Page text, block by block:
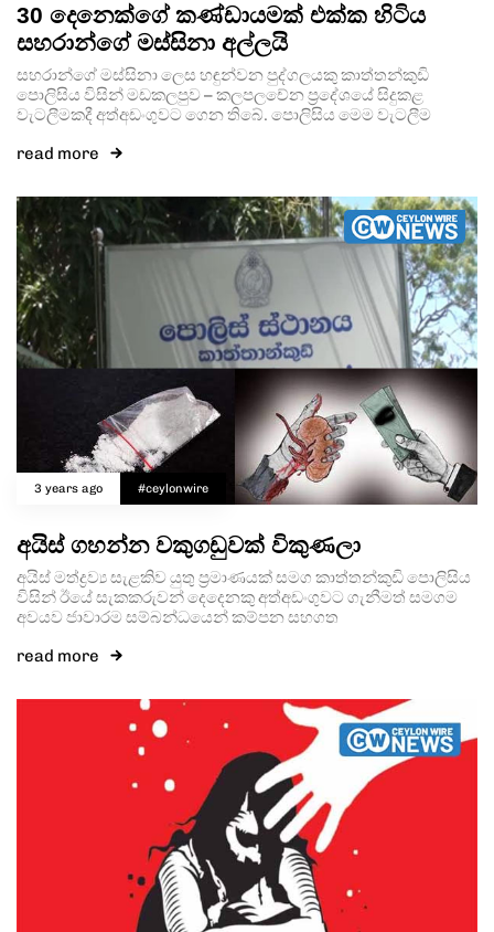
30 දෙනෙක්ගේ කණ්ඩායමක් එක්ක හිටිය
සහරාන්ගේ මස්සිනා අල්ලයි
සහරාන්ගේ මස්සිනා ලෙස හඳුන්වන පුද්ගලයකු කාත්තන්කුඩි
පොලිසිය විසින් මඩකලපුව – කලපලචේන ප්‍රදේශයේ සිදුකළ
වැටලීමකදී අත්අඩංගුවට ගෙන තිබේ. පොලිසිය මෙම වැටලීම
read more
3 years ago #ceylonwire
අයිස් ගහන්න වකුගඩුවක් විකුණලා
අයිස් මත්ද්‍රව්‍ය සැළකිව යුතු ප්‍රමාණයක් සමග කාත්තන්කුඩි පොලිසිය
විසින් ඊයේ සැකකරුවන් දෙදෙනකු අත්අඩංගුවට ගැනීමත් සමගම
අවයව ජාවාරම සම්බන්ධයෙන් කම්පන සහගත
read more